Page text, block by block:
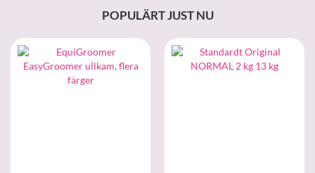
POPULÄRT JUST NU